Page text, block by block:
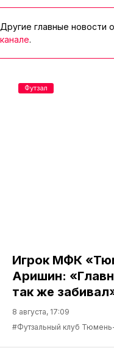
Другие главные
канале.
Игрок МФК
Аришин:
так же
8 августа, 17:09
#Футзальный клуб
Футзал